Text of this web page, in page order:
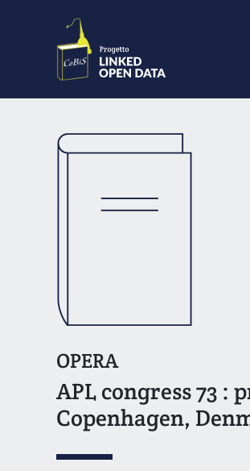
OPERA
APL congress 73 :
Copenhagen,